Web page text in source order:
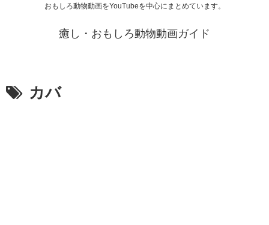
おもしろ動物動画をYouTubeを中心にまとめています。
癒し・おもしろ動物動画ガイド
カバ